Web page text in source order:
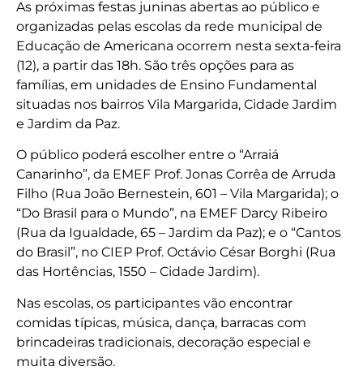
As próximas festas juninas abertas ao público e
organizadas pelas escolas da rede municipal de
Educação de Americana ocorrem nesta sexta-feira
(12), a partir das 18h. São três opções para as
famílias, em unidades de Ensino Fundamental
situadas nos bairros Vila Margarida, Cidade Jardim
e Jardim da Paz.
O público poderá escolher entre o “Arraiá
Canarinho”, da EMEF Prof. Jonas Corrêa de Arruda
Filho (Rua João Bernestein, 601 – Vila Margarida); o
“Do Brasil para o Mundo”, na EMEF Darcy Ribeiro
(Rua da Igualdade, 65 – Jardim da Paz); e o “Cantos
do Brasil”, no CIEP Prof. Octávio César Borghi (Rua
das Hortências, 1550 – Cidade Jardim).
Nas escolas, os participantes vão encontrar
comidas típicas, música, dança, barracas com
brincadeiras tradicionais, decoração especial e
muita diversão.